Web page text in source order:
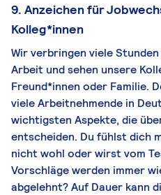
9. Anzeichen für
Kolleg*innen
Wir verbringen viele
Arbeit und sehen unsere
Freund*innen oder Familie.
viele Arbeitnehmende in
wichtigsten Aspekte, die
entscheiden. Du fühlst dich
nicht wohl oder wirst vom
Vorschläge werden immer
abgelehnt? Auf Dauer kann